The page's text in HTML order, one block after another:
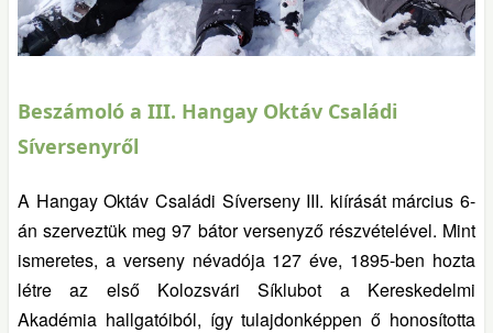
Beszámoló a III. Hangay Oktáv Családi
Síversenyről
A Hangay Oktáv Családi Síverseny III. kiírását március 6-
án szerveztük meg 97 bátor versenyző részvételével. Mint
ismeretes, a verseny névadója 127 éve, 1895-ben hozta
létre az első Kolozsvári Síklubot a Kereskedelmi
Akadémia hallgatóiból, így tulajdonképpen ő honosította